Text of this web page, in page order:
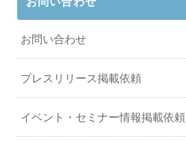
お問い合わせ
プレスリリース掲載依頼
イベント・セミナー情報掲載依頼